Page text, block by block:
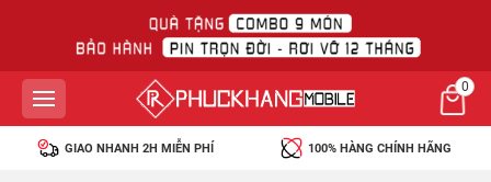
0
GIAO NHANH 2H MIỄN PHÍ 100% HÀNG CHÍNH HÃNG